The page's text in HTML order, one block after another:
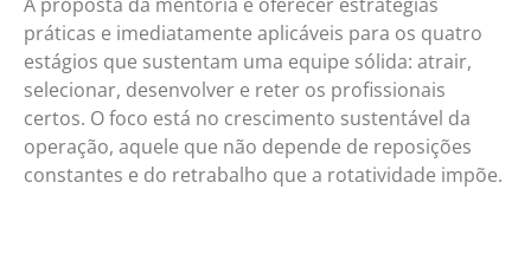
práticas e imediatamente aplicáveis para os quatro
estágios que sustentam uma equipe sólida: atrair,
selecionar, desenvolver e reter os profissionais
certos. O foco está no crescimento sustentável da
operação, aquele que não depende de reposições
constantes e do retrabalho que a rotatividade impõe.